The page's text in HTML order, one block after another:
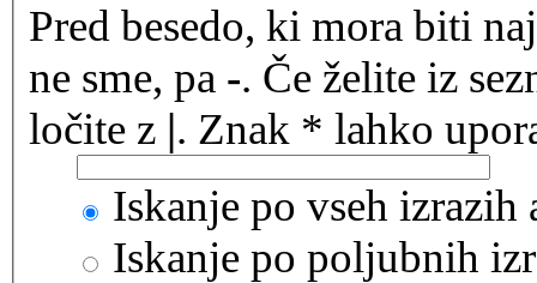
Pred besedo, ki mora biti
ne sme, pa -. Če želite iz
ločite z |. Znak * lahko
Iskanje po vseh izrazih
Iskanje po poljubnih